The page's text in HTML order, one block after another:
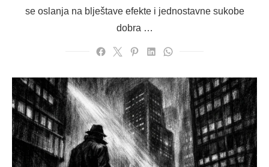
se oslanja na blještave efekte i jednostavne sukobe
dobra …